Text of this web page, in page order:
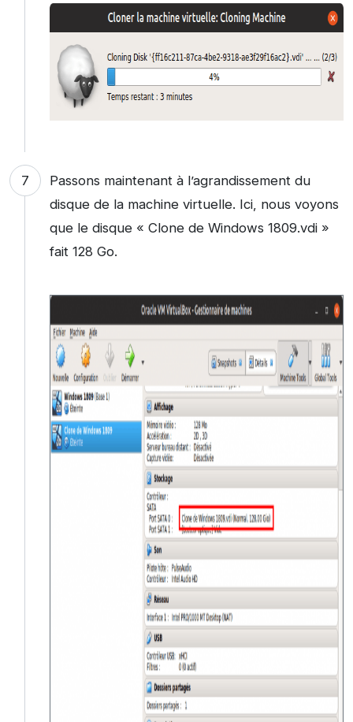
Passons maintenant à l’agrandissement du
disque de la machine virtuelle. Ici, nous voyons
que le disque « Clone de Windows 1809.vdi »
fait 128 Go.